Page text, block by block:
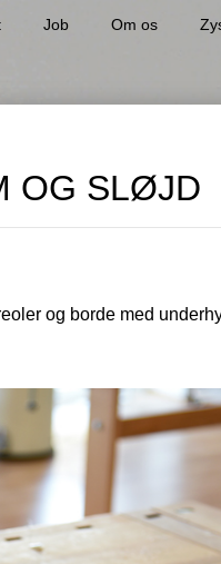
Job Om os
OG SLØJD
og borde med